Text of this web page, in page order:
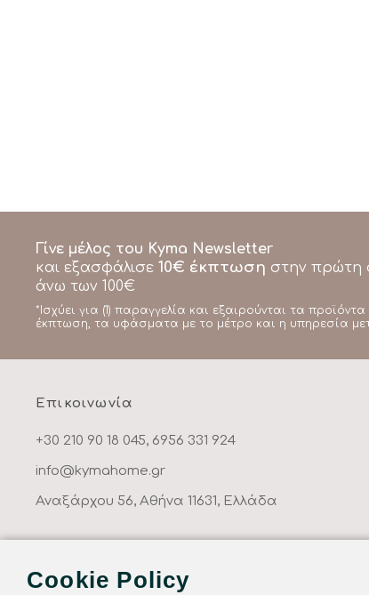
Γίνε μέλος του Kyma Newsletter
και εξασφάλισε 10€ έκπτωση στην πρώτη
άνω των 100€
*Ισχύει για (1) παραγγελία και εξαιρούνται τα
έκπτωση, τα υφάσματα με το μέτρο και η υπηρεσία
Επικοινωνία
+30 210 90 18 045, 6956 331 924
info@kymahome.gr
Αναξάρχου 56, Αθήνα 11631, Ελλάδα
Cookie Policy